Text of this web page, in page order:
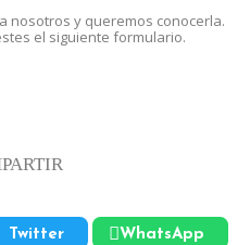
nosotros y queremos conocerla.
el siguiente formulario.
Twitter WhatsApp